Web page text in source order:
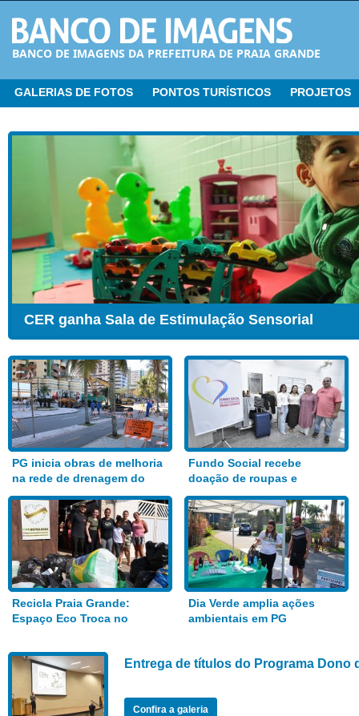
BANCO DE IMAGENS DA PREFEITURA DE PRAIA GRANDE
GALERIAS DE FOTOS PONTOS TURÍSTICOS PROJETOS
CER ganha Sala de Estimulação Sensorial
PG inicia obras de melhoria
na rede de drenagem do
Bairro Aviação
Fundo Social recebe
doação de roupas e
alimentos
Recicla Praia Grande:
Espaço Eco Troca no
Dia Verde amplia ações
ambientais em PG
Entrega de títulos do Programa Dono
Confira a galeria